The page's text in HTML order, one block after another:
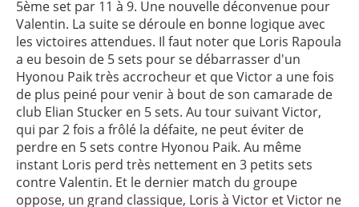
5ème set par 11 à 9. Une nouvelle déconvenue pour
Valentin. La suite se déroule en bonne logique avec
les victoires attendues. Il faut noter que Loris Rapoula
a eu besoin de 5 sets pour se débarrasser d'un
Hyonou Paik très accrocheur et que Victor a une fois
de plus peiné pour venir à bout de son camarade de
club Elian Stucker en 5 sets. Au tour suivant Victor,
qui par 2 fois a frôlé la défaite, ne peut éviter de
perdre en 5 sets contre Hyonou Paik. Au même
instant Loris perd très nettement en 3 petits sets
contre Valentin. Et le dernier match du groupe
oppose, un grand classique, Loris à Victor et Victor ne